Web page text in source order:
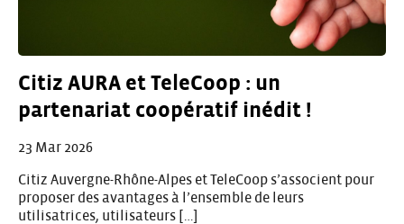
Citiz AURA et TeleCoop : un
partenariat coopératif inédit !
23 Mar 2026
Citiz Auvergne-Rhône-Alpes et TeleCoop s’associent pour
proposer des avantages à l’ensemble de leurs
utilisatrices, utilisateurs […]